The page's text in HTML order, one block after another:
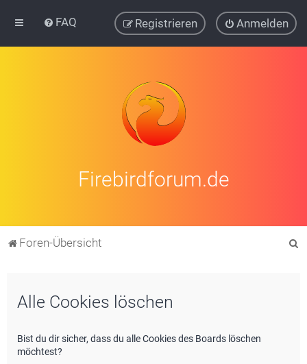
FAQ Anmelden
Registrieren
Firebirdforum.de
Foren-Übersicht
Alle Cookies löschen
Bist du dir sicher, dass du alle Cookies des Boards löschen
möchtest?